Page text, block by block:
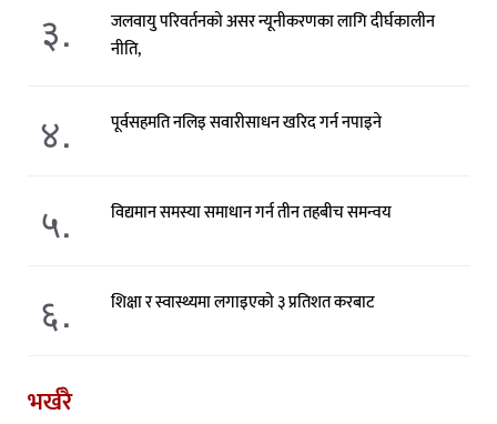
३.
जलवायु परिवर्तनको असर न्यूनीकरणका लागि दीर्घकालीन
नीति,
४. पूर्वसहमति नलिइ सवारीसाधन खरिद गर्न नपाइने
५. विद्यमान समस्या समाधान गर्न तीन तहबीच समन्वय
६. शिक्षा र स्वास्थ्यमा लगाइएको ३ प्रतिशत करबाट
भर्खरै